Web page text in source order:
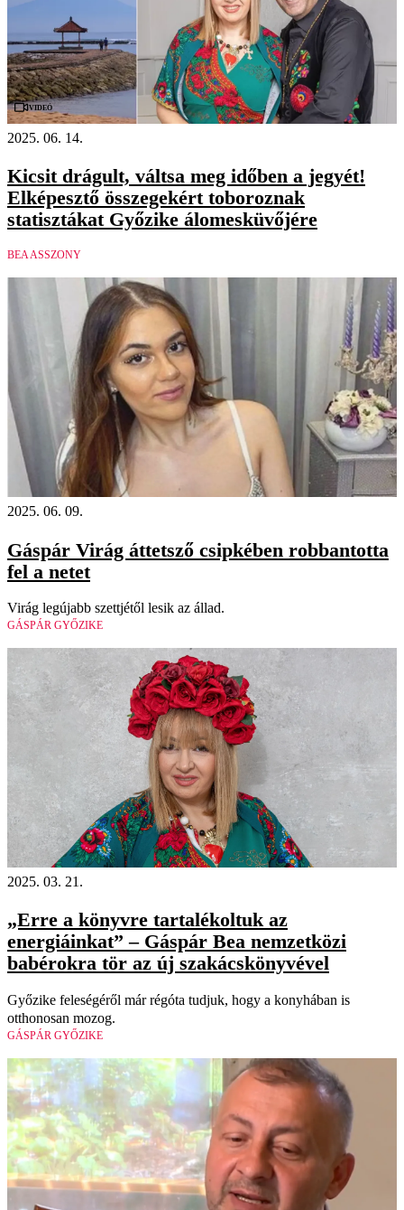
Videó
2025. 06. 14.
Kicsit drágult, váltsa meg időben a jegyét!
Elképesztő összegekért toboroznak
statisztákat Győzike álomesküvőjére
BEA ASSZONY
2025. 06. 09.
Gáspár Virág áttetsző csipkében robbantotta
fel a netet
Virág legújabb szettjétől lesik az állad.
GÁSPÁR GYŐZIKE
2025. 03. 21.
„Erre a könyvre tartalékoltuk az
energiáinkat” – Gáspár Bea nemzetközi
babérokra tör az új szakácskönyvével
Győzike feleségéről már régóta tudjuk, hogy a konyhában is
otthonosan mozog.
GÁSPÁR GYŐZIKE